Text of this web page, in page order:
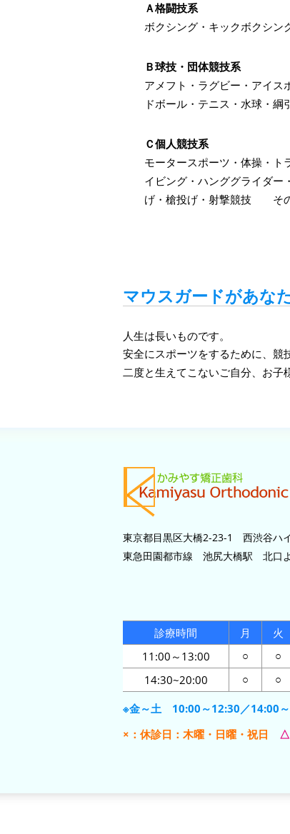
Ａ格闘技系
ボクシング・キックボクシ
Ｂ球技・団体競技系
アメフト・ラグビー・アイス
ドボール・テニス・水球・
Ｃ個人競技系
モータースポーツ・体操・ト
イビング・ハンググライダー
げ・槍投げ・射撃競技 そ
マウスガードがあな
人生は長いものです。
安全にスポーツをするために、競
二度と生えてこないご自分、お子
東京都目黒区大橋2-23-1 西渋谷ハ
東急田園都市線 池尻大橋駅 北口
診療時間 月 火
11:00～13:00
○ ○
14:30~20:00 ○ ○
※金～土 10:00～12:30／14:00
×：休診日：木曜・日曜・祝日 △